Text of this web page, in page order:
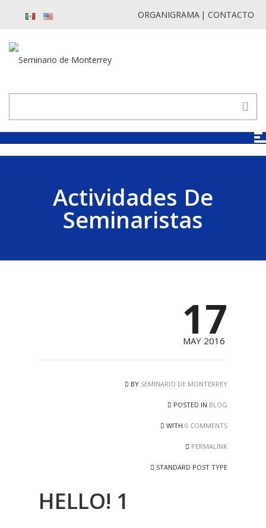
ORGANIGRAMA CONTACTO
Actividades De
Seminaristas
17
MAY 2016
BY SEMINARIO DE MONTERREY
POSTED IN BLOG
WITH 0 COMMENTS
PERMALINK
STANDARD POST TYPE
HELLO! 1